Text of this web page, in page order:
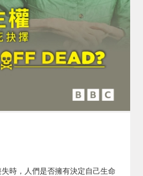
時，人們是否擁有決定自己生命